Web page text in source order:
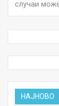
случаи
НАЈНОВО